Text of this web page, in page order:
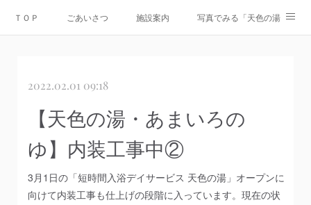
ＴＯＰ ごあいさつ 施設案内 写真でみる「天色の湯」
情報公開
2022.02.01 09:18
【天色の湯・あまいろの
ゆ】内装工事中②
3月1日の「短時間入浴デイサービス 天色の湯」オープンに
向けて内装工事も仕上げの段階に入っています。現在の状